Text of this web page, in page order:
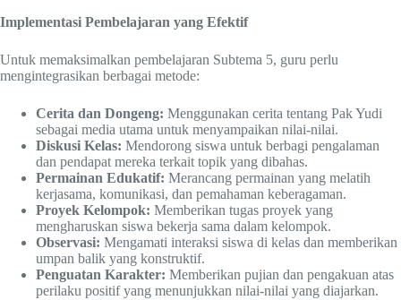
Implementasi Pembelajaran yang Efektif
Untuk memaksimalkan pembelajaran Subtema 5, guru perlu
mengintegrasikan berbagai metode:
Cerita dan Dongeng: Menggunakan cerita tentang Pak Yudi
sebagai media utama untuk menyampaikan nilai-nilai.
Diskusi Kelas: Mendorong siswa untuk berbagi pengalaman
dan pendapat mereka terkait topik yang dibahas.
Permainan Edukatif: Merancang permainan yang melatih
kerjasama, komunikasi, dan pemahaman keberagaman.
Proyek Kelompok: Memberikan tugas proyek yang
mengharuskan siswa bekerja sama dalam kelompok.
Observasi: Mengamati interaksi siswa di kelas dan memberikan
umpan balik yang konstruktif.
Penguatan Karakter: Memberikan pujian dan pengakuan atas
perilaku positif yang menunjukkan nilai-nilai yang diajarkan.